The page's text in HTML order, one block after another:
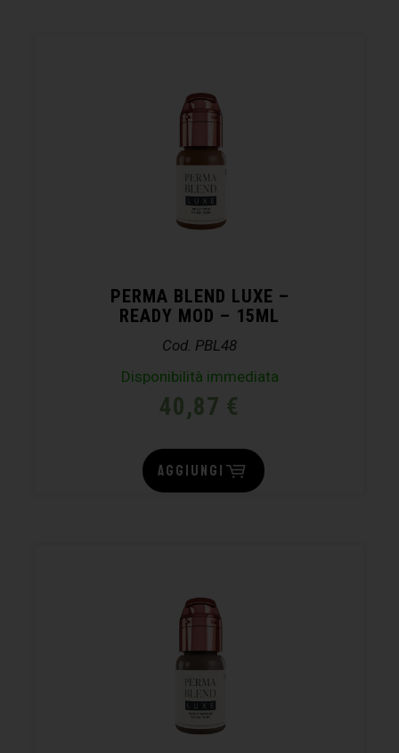
PERMA BLEND LUXE –
READY MOD – 15ML
Cod. PBL48
Disponibilità immediata
40,87 €
AGGIUNGI